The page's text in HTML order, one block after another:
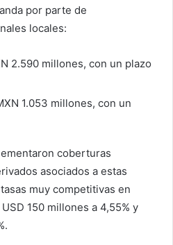
por parte de
locales:
2.590 millones, con un plazo
1.053 millones, con un
coberturas
asociados a estas
muy competitivas en
150 millones a 4,55% y